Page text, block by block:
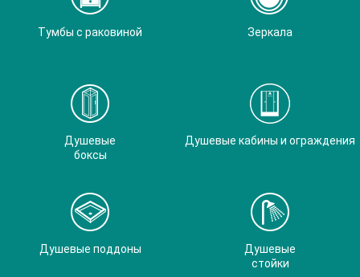
Тумбы с раковиной Зеркала
Душевые
боксы
Душевые кабины и ограждения
Душевые поддоны
Душевые
стойки